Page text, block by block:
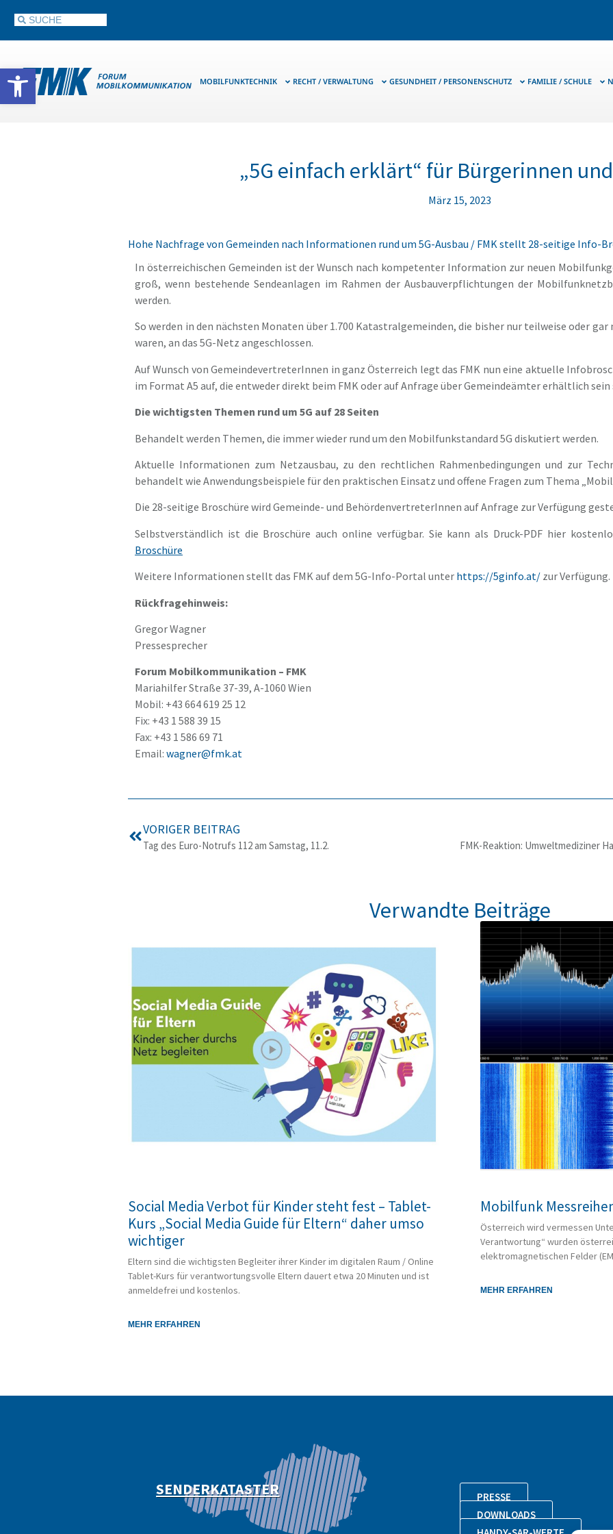
Werkzeugleiste öffnenMOBILFUNKTECHNIK RECHT / VERWALTUNG GESUNDHEIT / PERSONENSCHUTZ FAMILIE / SCHULE
„5G einfach erklärt“ für Bürgerinnen
März 15, 2023
Hohe Nachfrage von Gemeinden nach Informationen rund um 5G-Ausbau / FMK stellt 28-seitige Info-
In österreichischen Gemeinden ist der Wunsch nach kompetenter Information zur neuen
groß, wenn bestehende Sendeanlagen im Rahmen der Ausbauverpflichtungen der
werden.
So werden in den nächsten Monaten über 1.700 Katastralgemeinden, die bisher nur teilweise oder
waren, an das 5G-Netz angeschlossen.
Auf Wunsch von GemeindevertreterInnen in ganz Österreich legt das FMK nun eine aktuelle
im Format A5 auf, die entweder direkt beim FMK oder auf Anfrage über Gemeindeämter erhältlich
Die wichtigsten Themen rund um 5G auf 28 Seiten
Behandelt werden Themen, die immer wieder rund um den Mobilfunkstandard 5G diskutiert werden.
Aktuelle Informationen zum Netzausbau, zu den rechtlichen Rahmenbedingungen und zur
behandelt wie Anwendungsbeispiele für den praktischen Einsatz und offene Fragen zum Thema
Die 28-seitige Broschüre wird Gemeinde- und BehördenvertreterInnen auf Anfrage zur Verfügung
Selbstverständlich ist die Broschüre auch online verfügbar. Sie kann als Druck-PDF hier
Broschüre
Weitere Informationen stellt das FMK auf dem 5G-Info-Portal unter https://5ginfo.at/ zur Verfügung.
Rückfragehinweis:
Gregor Wagner
Pressesprecher
Forum Mobilkommunikation – FMK
Mariahilfer Straße 37-39, A-1060 Wien
Mobil: +43 664 619 25 12
Fix: +43 1 588 39 15
Fax: +43 1 586 69 71
Email: wagner@fmk.at
VORIGER BEITRAG
Tag des Euro-Notrufs 112 am Samstag, 11.2.
Verwandte Beiträge
Social Media Verbot für Kinder steht fest – Tablet-
Kurs „Social Media Guide für Eltern“ daher umso
wichtiger
Eltern sind die wichtigsten Begleiter ihrer Kinder im digitalen Raum / Online
Tablet-Kurs für verantwortungsvolle Eltern dauert etwa 20 Minuten und ist
anmeldefrei und kostenlos.
MEHR ERFAHREN
Mobilfunk
Österreich wird vermessen
Verantwortung“ wurden
elektromagnetischen Felder
MEHR ERFAHREN
SENDERKATASTER
PRESSE
DOWNLOADS